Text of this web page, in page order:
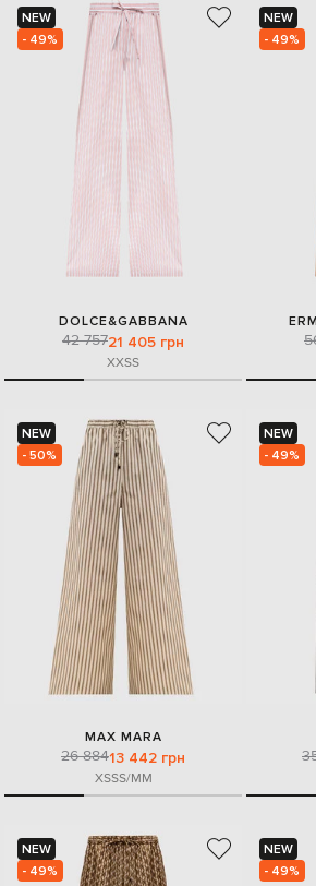
NEW
- 49%
DOLCE&GABBANA
42 75721 405 грн
XXSS
NEW
- 49%
NEW
- 50%
MAX MARA
26 88413 442 грн
XSSS/MM
NEW
- 49%
NEW
- 49%
NEW
- 49%